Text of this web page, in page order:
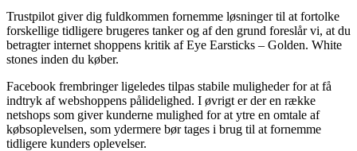
Trustpilot giver dig fuldkommen fornemme løsninger til at fortolke
forskellige tidligere brugeres tanker og af den grund foreslår vi, at du
betragter internet shoppens kritik af Eye Earsticks – Golden. White
stones inden du køber.
Facebook frembringer ligeledes tilpas stabile muligheder for at få
indtryk af webshoppens pålidelighed. I øvrigt er der en række
netshops som giver kunderne mulighed for at ytre en omtale af
købsoplevelsen, som ydermere bør tages i brug til at fornemme
tidligere kunders oplevelser.